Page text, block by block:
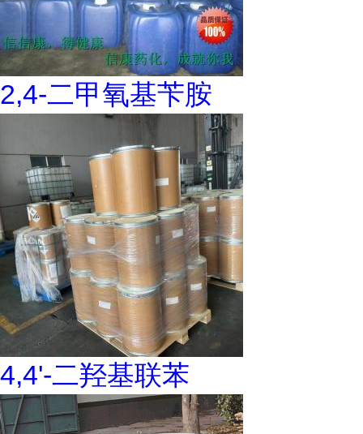
2,4-二甲氧基苄胺
4,4'-二羟基联苯